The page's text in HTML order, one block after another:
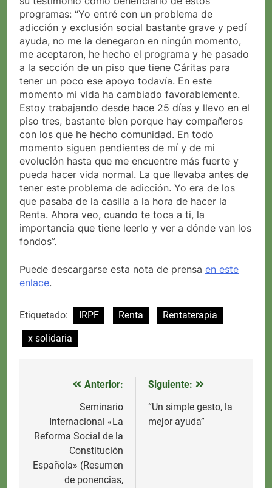
programas: “Yo entré con un problema de
adicción y exclusión social bastante grave y pedí
ayuda, no me la denegaron en ningún momento,
me aceptaron, he hecho el programa y he pasado
a la sección de un piso que tiene Cáritas para
tener un poco ese apoyo todavía. En este
momento mi vida ha cambiado favorablemente.
Estoy trabajando desde hace 25 días y llevo en el
piso tres, bastante bien porque hay compañeros
con los que he hecho comunidad. En todo
momento siguen pendientes de mí y de mi
evolución hasta que me encuentre más fuerte y
pueda hacer vida normal. La que llevaba antes de
tener este problema de adicción. Yo era de los
que pasaba de la casilla a la hora de hacer la
Renta. Ahora veo, cuando te toca a ti, la
importancia que tiene leerlo y ver a dónde van los
fondos”.
Puede descargarse esta nota de prensa en este
enlace.
Etiquetado: IRPF Renta
Rentaterapia
x solidaria
Navegación
entradas
Anterior:
Seminario
Internacional «La
Reforma Social de la
Constitución
Española» (Resumen
de ponencias,
Siguiente:
“Un simple gesto, la
mejor ayuda”